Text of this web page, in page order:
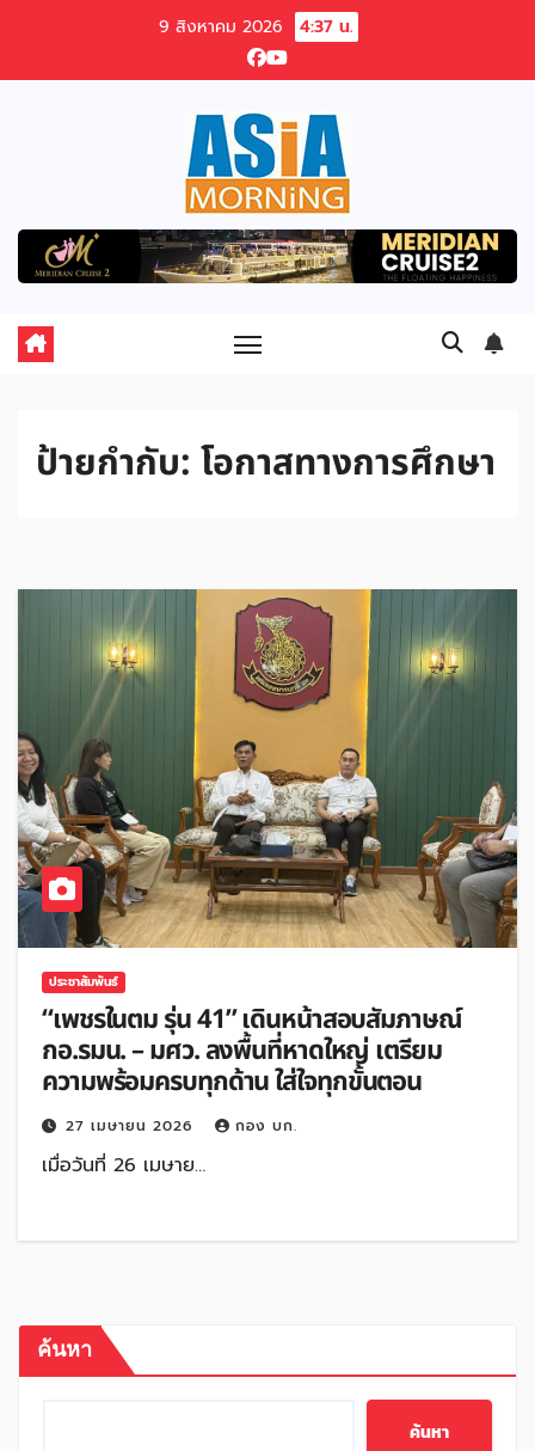
content
9 สิงหาคม 2026 4:37 น.
ป้ายกำกับ: โอกาสทางการศึกษา
ประชาสัมพันธ์
“เพชรในตม รุ่น 41” เดินหน้าสอบสัมภาษณ์
กอ.รมน. – มศว. ลงพื้นที่หาดใหญ่ เตรียม
ความพร้อมครบทุกด้าน ใส่ใจทุกขั้นตอน
27 เมษายน 2026 กอง บก.
เมื่อวันที่ 26 เมษาย…
ค้นหา
ค้นหา